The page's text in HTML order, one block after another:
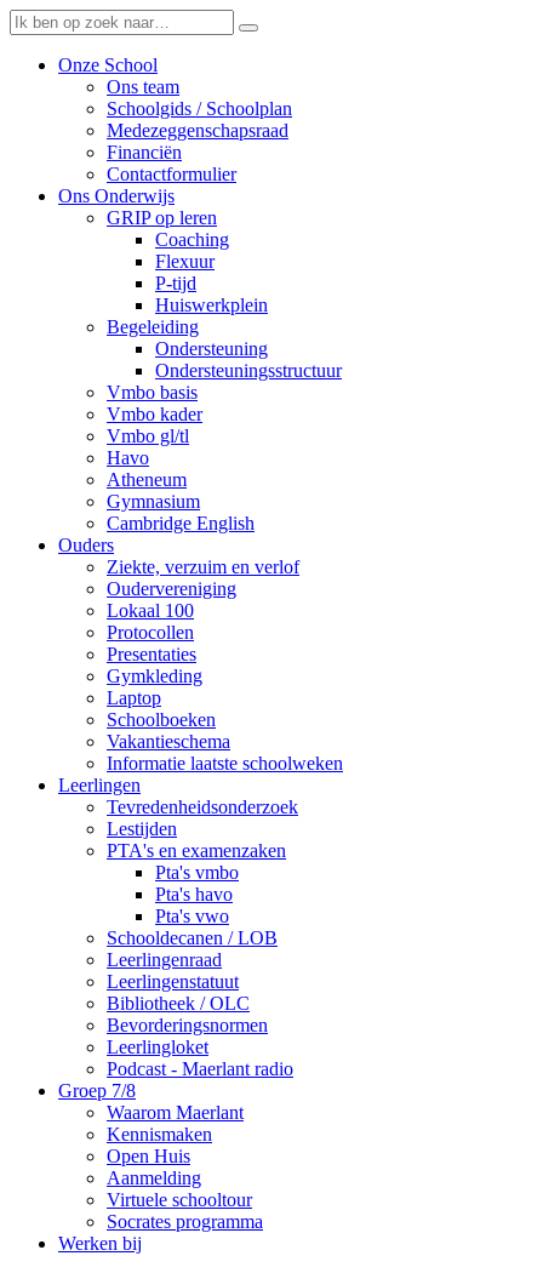
Onze School
Ons team
Schoolgids / Schoolplan
Medezeggenschapsraad
Financiën
Contactformulier
Ons Onderwijs
GRIP op leren
Coaching
Flexuur
P-tijd
Huiswerkplein
Begeleiding
Ondersteuning
Ondersteuningsstructuur
Vmbo basis
Vmbo kader
Vmbo gl/tl
Havo
Atheneum
Gymnasium
Cambridge English
Ouders
Ziekte, verzuim en verlof
Oudervereniging
Lokaal 100
Protocollen
Presentaties
Gymkleding
Laptop
Schoolboeken
Vakantieschema
Informatie laatste schoolweken
Leerlingen
Tevredenheidsonderzoek
Lestijden
PTA's en examenzaken
Pta's vmbo
Pta's havo
Pta's vwo
Schooldecanen / LOB
Leerlingenraad
Leerlingenstatuut
Bibliotheek / OLC
Bevorderingsnormen
Leerlingloket
Podcast - Maerlant radio
Groep 7/8
Waarom Maerlant
Kennismaken
Open Huis
Aanmelding
Virtuele schooltour
Socrates programma
Werken bij